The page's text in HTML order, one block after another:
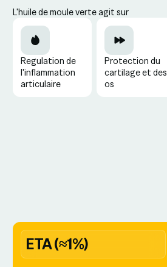
L'huile de moule verte agit sur
Regulation de
l'inflammation
articulaire
Protection du
cartilage et des
os
ETA (≈1%)